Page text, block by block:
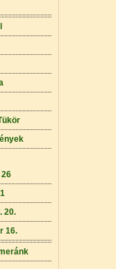
20.
16.